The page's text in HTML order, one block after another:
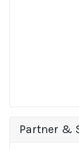
Partner &